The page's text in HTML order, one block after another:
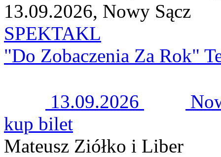
13.09.2026, Nowy Sącz
SPEKTAKL
"Do Zobaczenia Za Rok"
13.09.2026
kup bilet
Mateusz Ziółko i Liber